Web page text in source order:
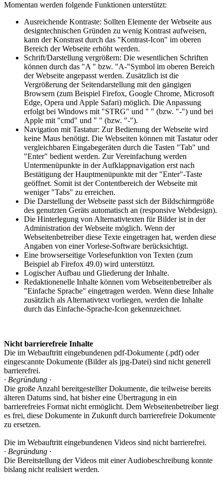
Momentan werden folgende Funktionen unterstützt:
Ausreichende Kontraste: Sollten Elemente der Webseite aus
designtechnischen Gründen zu wenig Kontrast aufweisen,
kann der Konstrast durch das "Kontrast-Icon" im oberen
Bereich der Webseite erhöht werden.
Schrift/Darstellung vergrößern: Die wesentlichen Schriften
können durch das "A " bzw. "A-"Symbol im oberen Bereich
der Webseite angepasst werden. Zusätzlich ist die
Vergrößerung der Seitendarstellung mit den gängigen
Browsern (zum Beispiel Firefox, Google Chrome, Microsoft
Edge, Opera und Apple Safari) möglich. Die Anpassung
erfolgt bei Windows mit "STRG" und " " (bzw. "-") und bei
Apple mit "cmd" und " " (bzw. "-").
Navigation mit Tastatur: Zur Bedienung der Webseite wird
keine Maus benötigt. Die Webseiten können mit Tastatur oder
vergleichbaren Eingabegeräten durch die Tasten "Tab" und
"Enter" bedient werden. Zur Vereinfachung werden
Untermenüpunkte in der Aufklappnavigation erst nach
Bestätigung der Hauptmenüpunkte mit der "Enter"-Taste
geöffnet. Somit ist der Contentbereich der Webseite mit
weniger "Tabs" zu erreichen.
Die Darstellung der Webseite passt sich der Bildschirmgröße
des genutzten Geräts automatisch an (responsive Webdesign).
Die Hinterlegung von Alternativtexten für Bilder ist in der
Administration der Webseite möglich. Wenn der
Webseitenbetreiber diese Texte eingetragen hat, werden diese
Angaben von einer Vorlese-Software berücksichtigt.
Eine browserseitige Vorlesefunktion von Texten (zum
Beispiel ab Firefox 49.0) wird unterstützt.
Logischer Aufbau und Gliederung der Inhalte.
Redaktionenelle Inhalte können vom Webseitenbetreiber als
"Einfache Sprache" eingetragen werden. Wenn diese Inhalte
zusätzlich als Alternativtext vorliegen, werden die Inhalte
durch das Einfache-Sprache-Icon gekennzeichnet.
Nicht barrierefreie Inhalte
Die im Webauftritt eingebundenen pdf-Dokumente (.pdf) oder
eingescannte Dokumente (Bilder als jpg-Datei) sind nicht generell
barrierefrei.
· Begründung ·
Die große Anzahl bereitgestellter Dokumente, die teilweise bereits
älteren Datums sind, hat bisher eine Übertragung in ein
barrierefreies Format nicht ermöglicht. Dem Webseitenbetreiber liegt
es frei, diese Dokumente in Zukunft durch barrierefreie Dokumente
zu ersetzen.
Die im Webauftritt eingebundenen Videos sind nicht barrierefrei.
· Begründung ·
Die Bereitstellung der Videos mit einer Audiobeschreibung konnte
bislang nicht realisiert werden.